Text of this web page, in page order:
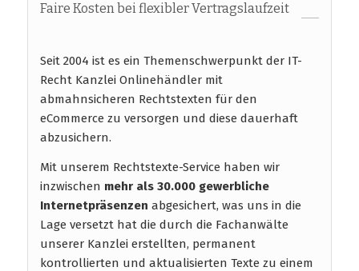
Faire Kosten bei flexibler Vertragslaufzeit
Seit 2004 ist es ein Themenschwerpunkt der IT-
Recht Kanzlei Onlinehändler mit
abmahnsicheren Rechtstexten für den
eCommerce zu versorgen und diese dauerhaft
abzusichern.
Mit unserem Rechtstexte-Service haben wir
inzwischen mehr als 30.000 gewerbliche
Internetpräsenzen abgesichert, was uns in die
Lage versetzt hat die durch die Fachanwälte
unserer Kanzlei erstellten, permanent
kontrollierten und aktualisierten Texte zu einem